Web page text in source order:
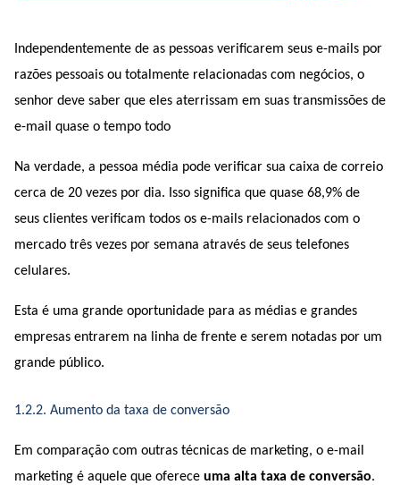
Independentemente de as pessoas verificarem seus e-mails por
razões pessoais ou totalmente relacionadas com negócios, o
senhor deve saber que eles aterrissam em suas transmissões de
e-mail quase o tempo todo
Na verdade, a pessoa média pode verificar sua caixa de correio
cerca de 20 vezes por dia. Isso significa que quase 68,9% de
seus clientes verificam todos os e-mails relacionados com o
mercado três vezes por semana através de seus telefones
celulares.
Esta é uma grande oportunidade para as médias e grandes
empresas entrarem na linha de frente e serem notadas por um
grande público.
1.2.2. Aumento da taxa de conversão
Em comparação com outras técnicas de marketing, o e-mail
marketing é aquele que oferece uma alta taxa de conversão.